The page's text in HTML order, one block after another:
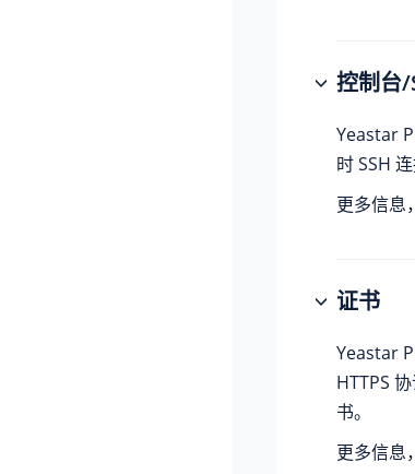
控制台/
Yeastar
时 SSH
更多信息
证书
Yeastar
HTTPS
书。
更多信息